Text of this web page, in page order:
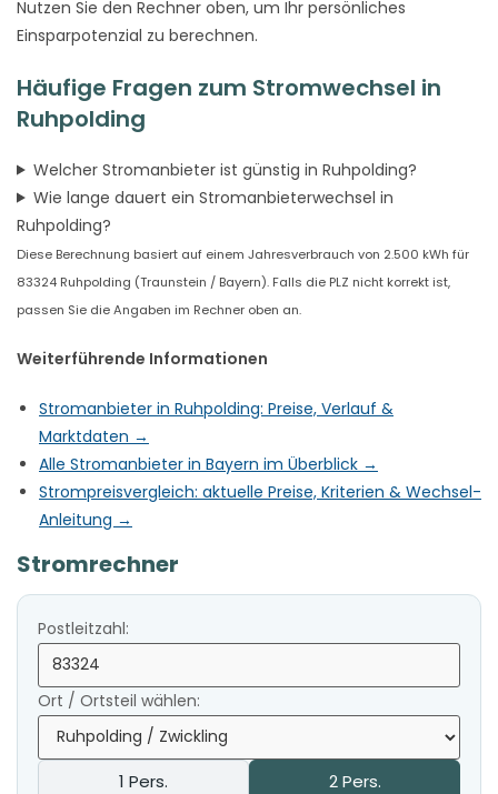
Nutzen Sie den Rechner oben, um Ihr persönliches
Einsparpotenzial zu berechnen.
Häufige Fragen zum Stromwechsel in
Ruhpolding
Welcher Stromanbieter ist günstig in Ruhpolding?
Wie lange dauert ein Stromanbieterwechsel in
Ruhpolding?
Diese Berechnung basiert auf einem Jahresverbrauch von 2.500 kWh für
83324 Ruhpolding (Traunstein / Bayern). Falls die PLZ nicht korrekt ist,
passen Sie die Angaben im Rechner oben an.
Weiterführende Informationen
Stromanbieter in Ruhpolding: Preise, Verlauf &
Marktdaten →
Alle Stromanbieter in Bayern im Überblick →
Strompreisvergleich: aktuelle Preise, Kriterien & Wechsel-
Anleitung →
Stromrechner
Postleitzahl:
Ort / Ortsteil wählen:
1 Pers.
2 Pers.